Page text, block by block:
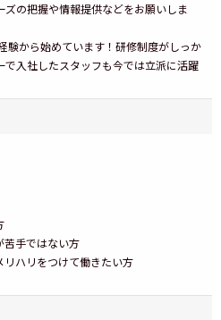
の把握や情報提供などをお願いしま
験から始めています！研修制度がしっか
で入社したスタッフも今では立派に活躍
苦手ではない方
ハリをつけて働きたい方